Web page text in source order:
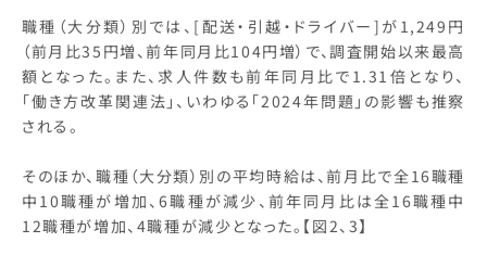
職種（大分類）別では、[配送・引越・ドライバー]が1,249円
（前月比35円増、前年同月比104円増）で、調査開始以来最高
額となった。また、求人件数も前年同月比で1.31倍となり、
「働き方改革関連法」、いわゆる「2024年問題」の影響も推察
される。
そのほか、職種（大分類）別の平均時給は、前月比で全16職種
中10職種が増加、6職種が減少、前年同月比は全16職種中
12職種が増加、4職種が減少となった。【図2、3】